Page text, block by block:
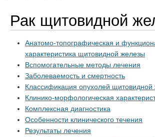
Рак щитовидной
Анатомо-топографическая и
характеристика щитовидной железы
Вспомогательные методы лечения
Заболеваемость и смертность
Классификация опухолей щитовидной
Клинико-морфологическая
Комплексная диагностика
Особенности клинического течения
Результаты лечения